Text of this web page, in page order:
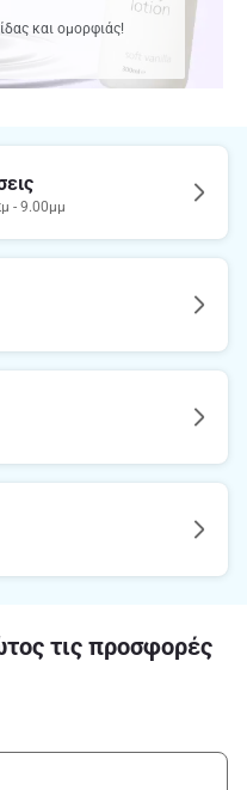
και ομορφιάς!
- 9.00μμ
τις προσφορές